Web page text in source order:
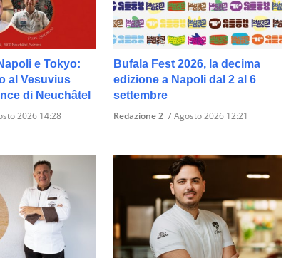
e Tokyo:
al Vesuvius
di Neuchâtel
2026 14:28
Bufala Fest 2026, la decima
edizione a Napoli dal 2 al 6
settembre
Redazione 2 7 Agosto 2026 12:21